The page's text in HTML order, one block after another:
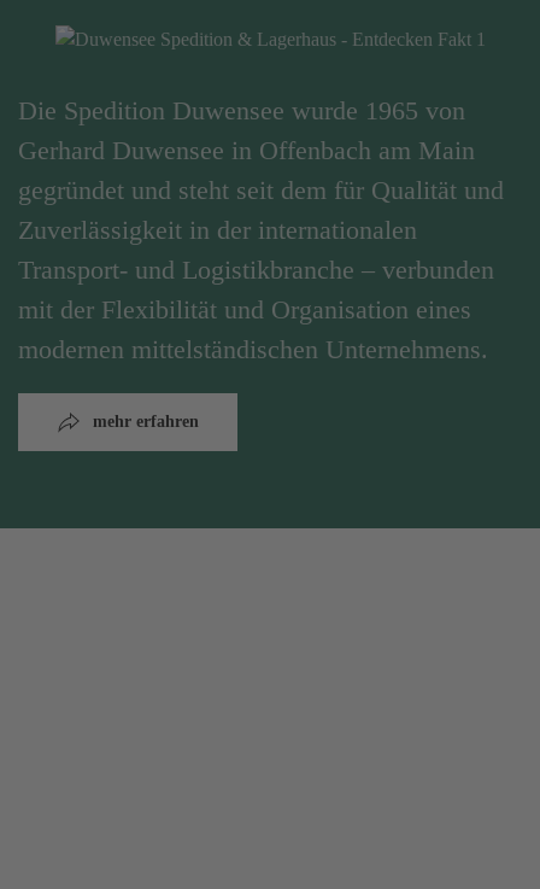
Die Spedition Duwensee wurde 1965 von
Gerhard Duwensee in Offenbach am Main
gegründet und steht seit dem für Qualität und
Zuverlässigkeit in der internationalen
Transport- und Logistikbranche – verbunden
mit der Flexibilität und Organisation eines
modernen mittelständischen Unternehmens.
mehr erfahren